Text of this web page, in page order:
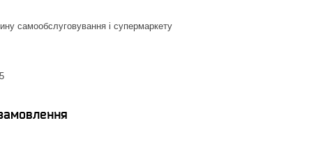
самообслуговування і супермаркету